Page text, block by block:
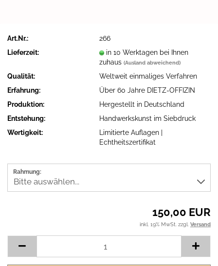
Art.Nr.:
266
Lieferzeit:
in 10 Werktagen bei Ihnen
zuhaus(Ausland abweichend)
Qualität:
Weltweit einmaliges Verfahren
Erfahrung:
Über 60 Jahre DIETZ-OFFIZIN
Produktion:
Hergestellt in Deutschland
Entstehung:
Handwerkskunst im Siebdruck
Wertigkeit:
Limitierte Auflagen |
Echtheitszertifikat
Rahmung:
150,00 EUR
inkl. 19% MwSt. zzgl. Versand